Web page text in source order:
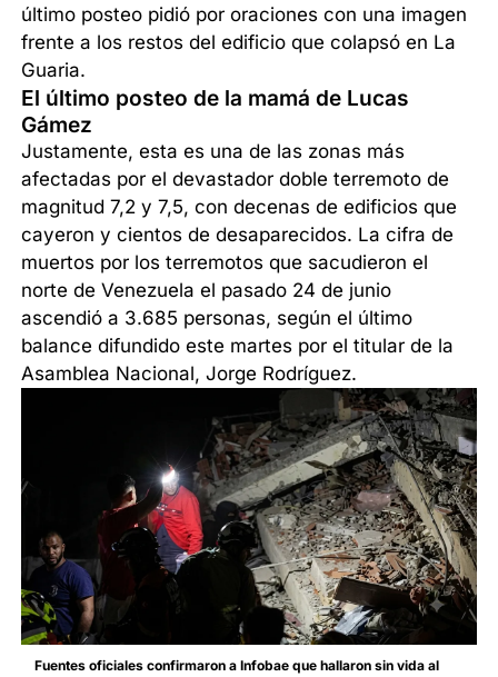
último posteo pidió por oraciones con una imagen
frente a los restos del edificio que colapsó en La
Guaria.
El último posteo de la mamá de Lucas
Gámez
Justamente, esta es una de las zonas más
afectadas por el devastador doble terremoto de
magnitud 7,2 y 7,5, con decenas de edificios que
cayeron y cientos de desaparecidos. La cifra de
muertos por los terremotos que sacudieron el
norte de Venezuela el pasado 24 de junio
ascendió a 3.685 personas, según el último
balance difundido este martes por el titular de la
Asamblea Nacional, Jorge Rodríguez.
Fuentes oficiales confirmaron a Infobae que hallaron sin vida al